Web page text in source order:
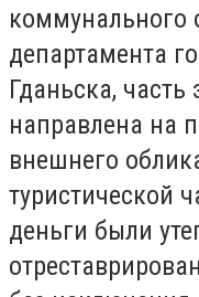
коммунального
департамента
Гданьска, часть
направлена на
внешнего
туристической
деньги были